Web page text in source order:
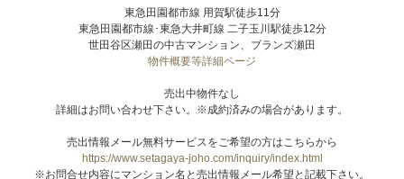
東急田園都市線 用賀駅徒歩11分
東急田園都市線･東急大井町線 二子玉川駅徒歩12分
世田谷区瀬田の中古マンション、ブランズ瀬田
物件概要等詳細ページ
売出中物件なし
詳細はお問い合わせ下さい。※成約済みの場合があります。
売出情報メール無料サービスをご希望の方はこちらから
https://www.setagaya-joho.com/inquiry/index.html
※お問合せ内容にマンション名と売出情報メール希望と記載下さい。